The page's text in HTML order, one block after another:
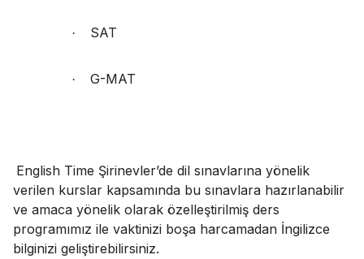
· SAT
· G-MAT
English Time Şirinevler’de dil sınavlarına yönelik
verilen kurslar kapsamında bu sınavlara hazırlanabilir
ve amaca yönelik olarak özelleştirilmiş ders
programımız ile vaktinizi boşa harcamadan İngilizce
bilginizi geliştirebilirsiniz.